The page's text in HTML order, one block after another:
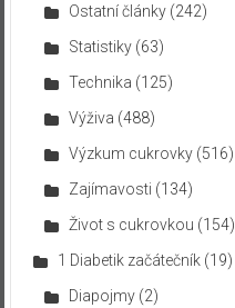
Ostatní články(242)
Statistiky(63)
Technika (125)
Výživa (488)
Výzkum cukrovky(516)
Zajímavosti (134)
Život s cukrovkou (154)
1 Diabetik začátečník(19)
Diapojmy(2)